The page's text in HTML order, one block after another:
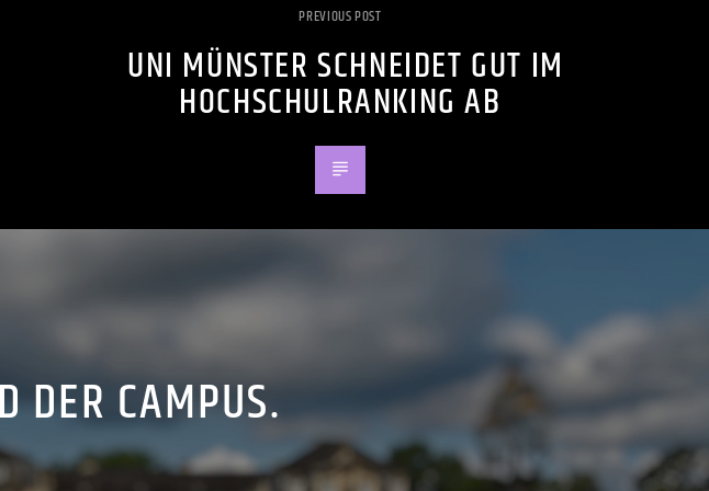
PREVIOUS POST
UNI MÜNSTER SCHNEIDET GUT IM
HOCHSCHULRANKING AB
DER CAMPUS.